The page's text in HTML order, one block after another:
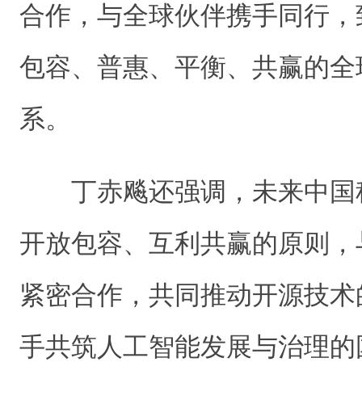
合作，与全球伙伴携手同行
包容、普惠、平衡、共赢的
系。
丁赤飚还强调，未来中
开放包容、互利共赢的原则
紧密合作，共同推动开源技
手共筑人工智能发展与治理